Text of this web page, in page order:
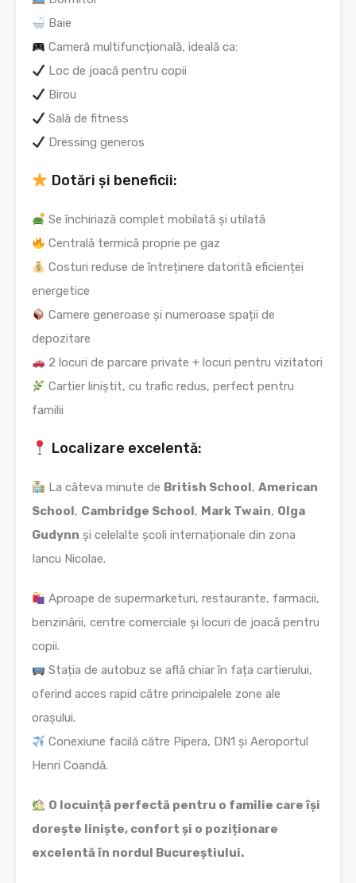
Baie
Cameră multifuncțională, ideală ca:
Loc de joacă pentru copii
Birou
Sală de fitness
Dressing generos
Dotări și beneficii:
Se închiriază complet mobilată și utilată
Centrală termică proprie pe gaz
Costuri reduse de întreținere datorită eficienței
energetice
Camere generoase și numeroase spații de
depozitare
2 locuri de parcare private + locuri pentru vizitatori
Cartier liniștit, cu trafic redus, perfect pentru
familii
Localizare excelentă:
La câteva minute de British School,American
School, Cambridge School, Mark Twain, Olga
Gudynn și celelalte școli internaționale din zona
Iancu Nicolae.
Aproape de supermarketuri, restaurante, farmacii,
benzinării, centre comerciale și locuri de joacă pentru
copii.
Stația de autobuz se află chiar în fața cartierului,
oferind acces rapid către principalele zone ale
orașului.
Conexiune facilă către Pipera, DN1 și Aeroportul
Henri Coandă.
O locuință perfectă pentru o familie care își
dorește liniște, confort și o poziționare
excelentă în nordul Bucureștiului.